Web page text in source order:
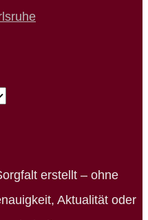
erstellt – ohne
Aktualität oder